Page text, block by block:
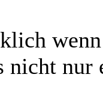
nicht